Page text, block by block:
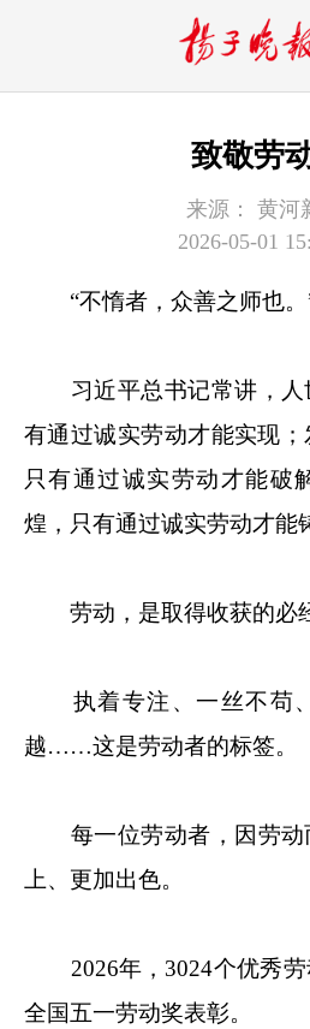
致敬劳
来源：
黄河
2026-05-01
“不惰者，众善之师也。
习近平总书记常讲，
有通过诚实劳动才能实现；
只有通过诚实劳动才能破
煌，只有通过诚实劳动才能
劳动，是取得收获的必
执着专注、一丝不苟
越……这是劳动者的标签。
每一位劳动者，因劳
上、更加出色。
2026年，3024个优秀
全国五一劳动奖表彰。